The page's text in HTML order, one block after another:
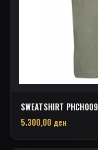
SWEATSHIRT PHCH009
5.300,00 ден